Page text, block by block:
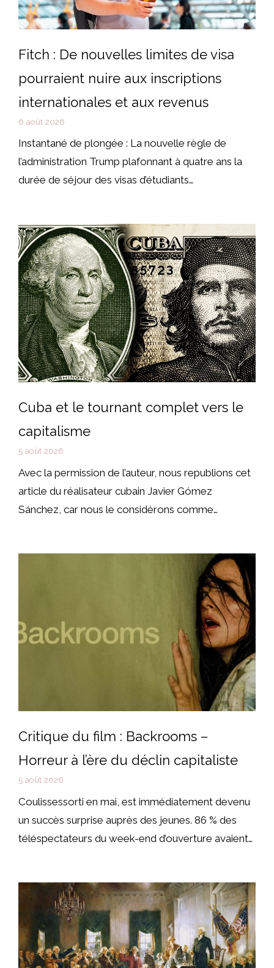
Fitch : De nouvelles limites de visa
pourraient nuire aux inscriptions
internationales et aux revenus
6 août 2026
Instantané de plongée : La nouvelle règle de
l’administration Trump plafonnant à quatre ans la
durée de séjour des visas d’étudiants…
Cuba et le tournant complet vers le
capitalisme
5 août 2026
Avec la permission de l’auteur, nous republions cet
article du réalisateur cubain Javier Gómez
Sánchez, car nous le considérons comme…
Critique du film : Backrooms –
Horreur à l’ère du déclin capitaliste
5 août 2026
Coulissessorti en mai, est immédiatement devenu
un succès surprise auprès des jeunes. 86 % des
téléspectateurs du week-end d’ouverture avaient…